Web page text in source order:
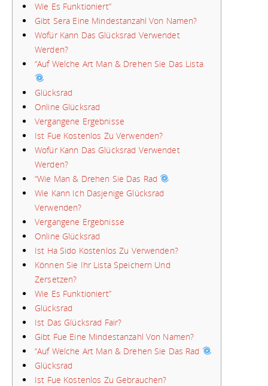
Wie Es Funktioniert”
Gibt Sera Eine Mindestanzahl Von Namen?
Wofür Kann Das Glücksrad Verwendet
Werden?
“Auf Welche Art Man & Drehen Sie Das Lista
Glücksrad
Online Glücksrad
Vergangene Ergebnisse
Ist Fue Kostenlos Zu Verwenden?
Wofür Kann Das Glücksrad Verwendet
Werden?
“Wie Man & Drehen Sie Das Rad
Wie Kann Ich Dasjenige Glücksrad
Verwenden?
Vergangene Ergebnisse
Online Glücksrad
Ist Ha Sido Kostenlos Zu Verwenden?
Können Sie Ihr Lista Speichern Und
Zersetzen?
Wie Es Funktioniert”
Glücksrad
Ist Das Glücksrad Fair?
Gibt Fue Eine Mindestanzahl Von Namen?
“Auf Welche Art Man & Drehen Sie Das Rad
Glücksrad
Ist Fue Kostenlos Zu Gebrauchen?